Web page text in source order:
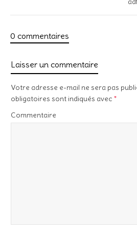
0 commentaires
Laisser un commentaire
Votre adresse e-mail ne sera pas
obligatoires sont indiqués avec *
Commentaire